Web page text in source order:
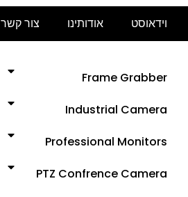
וידאוסט אודותינו צור קשר
Frame Grabber
Industrial Camera
Professional Monitors
PTZ Confrence Camera